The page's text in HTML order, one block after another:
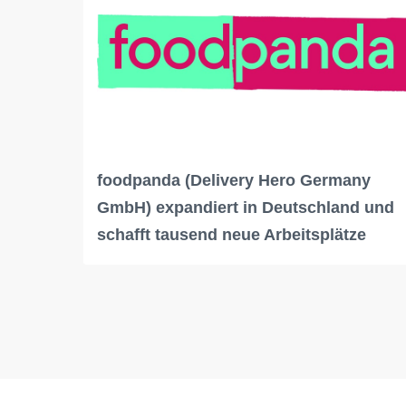
foodpanda (Delivery Hero Germany
GmbH) expandiert in Deutschland und
schafft tausend neue Arbeitsplätze